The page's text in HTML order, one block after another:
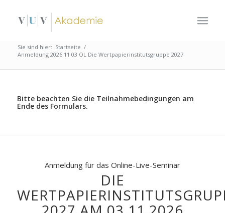
Sie sind hier: Startseite /
Anmeldung 2026 11 03 OL Die Wertpapierinstitutsgruppe 2027
Bitte beachten Sie die Teilnahmebedingungen am
Ende des Formulars.
Anmeldung für das Online-Live-Seminar
DIE